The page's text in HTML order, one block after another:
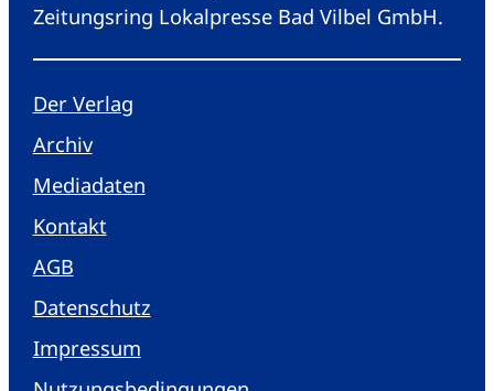
Zeitungsring Lokalpresse Bad Vilbel GmbH.
Der Verlag
Archiv
Mediadaten
Kontakt
AGB
Datenschutz
Impressum